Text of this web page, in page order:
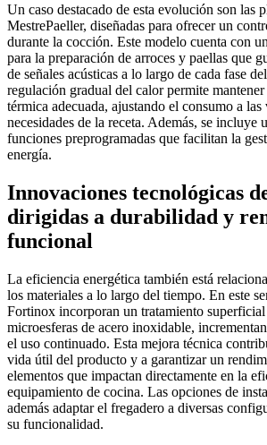
Un caso destacado de esta evolución son las
MestrePaeller, diseñadas para ofrecer un
durante la cocción. Este modelo cuenta con
para la preparación de arroces y paellas que
de señales acústicas a lo largo de cada fase
regulación gradual del calor permite
térmica adecuada, ajustando el consumo a las
necesidades de la receta. Además, se incluye
funciones preprogramadas que facilitan la
energía.
Innovaciones tecnológicas
dirigidas a durabilidad y
funcional
La eficiencia energética también está
los materiales a lo largo del tiempo. En este
Fortinox incorporan un tratamiento
microesferas de acero inoxidable,
el uso continuado. Esta mejora técnica
vida útil del producto y a garantizar un
elementos que impactan directamente en la
equipamiento de cocina. Las opciones de
además adaptar el fregadero a diversas
su funcionalidad.